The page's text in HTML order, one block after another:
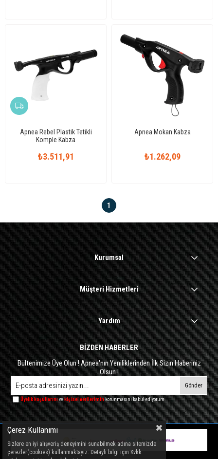
Apnea Rebel Plastik Tetikli
Komple Kabza
₺3.511,91
Apnea Mokan Kabza
₺1.262,09
1
Kurumsal
Müşteri Hizmetleri
Yardım
BİZDEN HABERLER
Bültenimize Üye Olun ! Apnea'nın Yeniliklerinden İlk Sizin Haberiniz
Olsun !
Gönder
Üyelik koşullarınıvekişisel verileriminkorunmasını kabul ediyorum.
Çerez Kullanımı
Sizlere en iyi alışveriş deneyimini sunabilmek adına sitemizde
çerezler(cookies) kullanmaktayız. Detaylı bilgi için Kvkk